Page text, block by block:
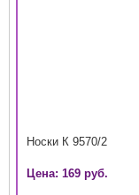
Носки К 9570/2
Цена: 169 руб.